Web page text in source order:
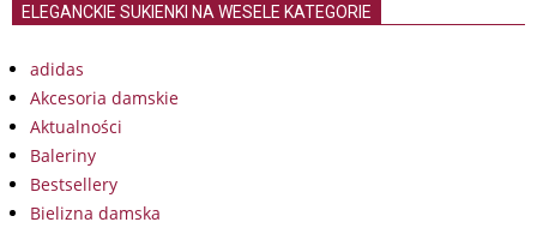
ELEGANCKIE SUKIENKI NA WESELE KATEGORIE
adidas
Akcesoria damskie
Aktualności
Baleriny
Bestsellery
Bielizna damska